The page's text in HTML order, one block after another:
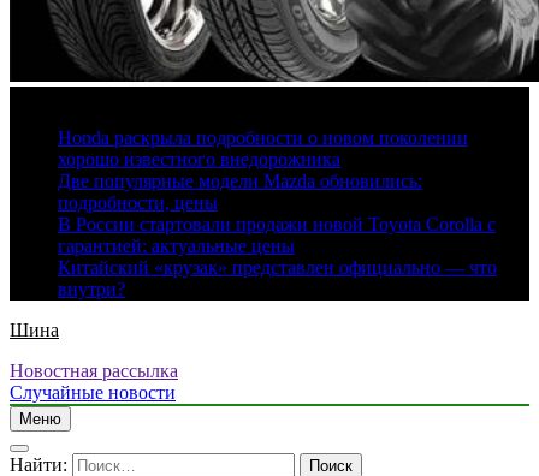
Honda раскрыла подробности о новом поколении
хорошо известного внедорожника
Две популярные модели Mazda обновились:
подробности, цены
В России стартовали продажи новой Toyota Corolla с
гарантией: актуальные цены
Китайский «крузак» представлен официально — что
внутри?
Шина
Новостная рассылка
Случайные новости
Меню
Найти: